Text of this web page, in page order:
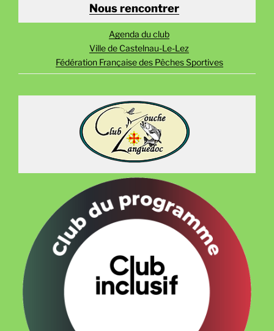
Nous rencontrer
Agenda du club
Ville de Castelnau-Le-Lez
Fédération Française des Pêches Sportives